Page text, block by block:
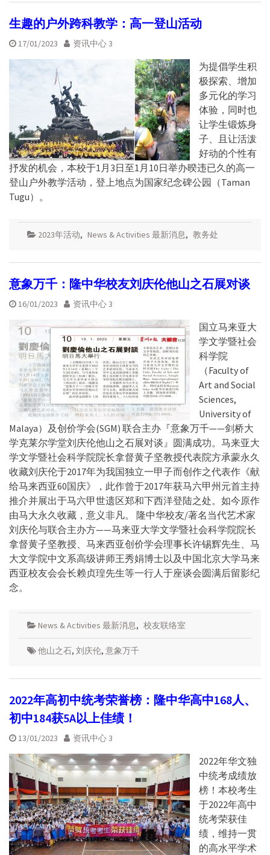
生趣的户外跨科教学：高一登山活动
17/01/2023 资讯中心 3
为提倡学生积
极探索、增加
多元化的学习
体验，同时也
让学生锻炼身
子、且让活泼
好动的个性有
抒发的机会，本校于1月3日至1月10日举办暌违已久的高一
登山户外教学活动，登上地点为国家纪念碑公园（Taman
Tugu）。
2023年活动, News & Activities 最新消息, 教务处
意象万千：隆中华校友刘庆伦他山之石展对谈
16/01/2023 资讯中心 3
国立马来亚大
学文学暨社会
科学院
（Faculty of
Art and Social
Sciences,
University of
Malaya）及创价学会(SGM) 联合主办『意象万千——剑桥大
学克莱尔学堂刘庆伦他山之石展对谈』圆满成功。马来亚大
学文学暨社会科学院院长拿督黄子坚教授代表院方承蒙永久
收藏刘庆伦于2017年为我国独立一甲子而创作之代表作《献
给马来西亚60国庆》，此作曾于2017年获马六甲州元首主持
推介并展出于马六甲世遗区郑和下西洋登陆之处。如今原作
由马大永久收藏，意义非凡。 隆中华校友/著名当代艺术家
刘庆伦与联合主办方——马来亚大学文学暨社会科学院院长
拿督黄子坚教授、马来西亚创价学会理事长许锡辉先生、马
大文学院中文系高级讲师王秀娟博士以及中国北京大学马来
西亚校友会会长赖贞瑝先生等一行人于座谈会圆满后留影纪
念。
News & Activities 最新消息, 校友联络室
他山之石, 刘庆伦, 意象万千
2022年高初中统考荣誉榜：隆中华高中168人、
初中184获5A以上佳绩！
13/01/2023 资讯中心 3
2022年华文独
中统考成绩放
榜！本校考生
于2022年高中
统考荣获佳
绩，维持一贯
的高水平学术